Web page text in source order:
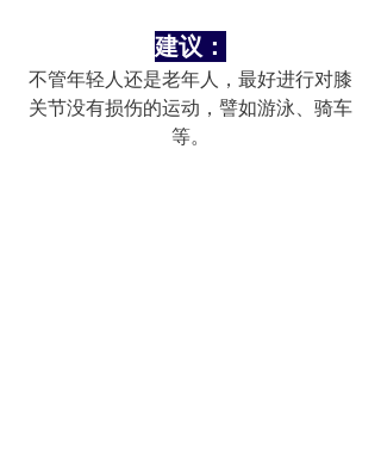
建议：
不管年轻人还是老年人，最好进行对膝
关节没有损伤的运动，譬如游泳、骑车
等。